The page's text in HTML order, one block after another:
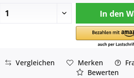
In den
Vergleichen Merken
Bewerten